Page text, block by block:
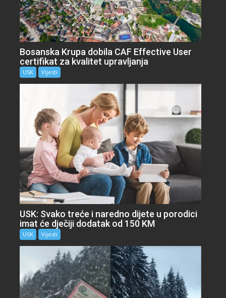
Bosanska Krupa dobila CAF Effective User
certifikat za kvalitet upravljanja
USK Vijesti
USK: Svako treće i naredno dijete u porodici
imat će dječiji dodatak od 150 KM
USK Vijesti